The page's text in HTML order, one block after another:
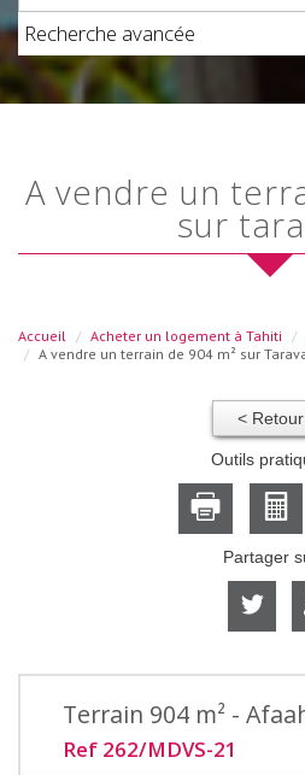
Recherche avancée
a vendre un terrain de 904 m²
sur
Accueil Acheter un logement à Tahiti
A vendre un terrain de 904 m² sur
< Retour
Outils
Partager
Terrain 904 m² -
Ref 262/MDVS-21